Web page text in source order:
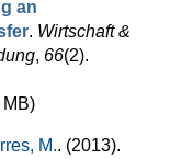
an
. Wirtschaft &
, 66(2).
MB)
M.. (2013).